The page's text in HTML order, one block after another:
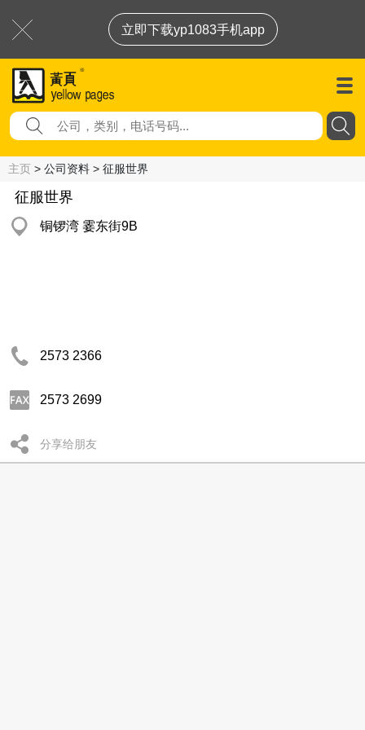
立即下载yp1083手机app
主页 > 公司资料 > 征服世界
征服世界
铜锣湾 霎东街9B
2573 2366
2573 2699
分享给朋友